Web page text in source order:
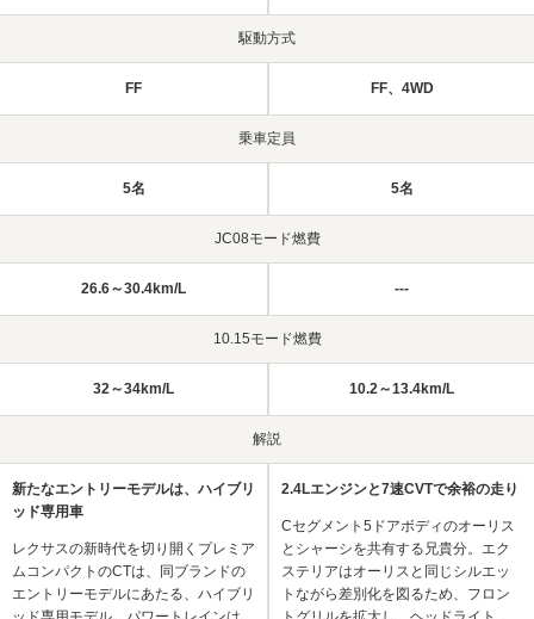
駆動方式
FF FF、4WD
乗車定員
5名 5名
JC08モード燃費
26.6～30.4km/L ---
10.15モード燃費
32～34km/L 10.2～13.4km/L
解説
新たなエントリーモデルは、ハイブリ
ッド専用車
レクサスの新時代を切り開くプレミア
ムコンパクトのCTは、同ブランドの
エントリーモデルにあたる、ハイブリ
2.4Lエンジンと7速CVTで余裕の走り
Cセグメント5ドアボディのオーリス
とシャーシを共有する兄貴分。エク
ステリアはオーリスと同じシルエッ
トながら差別化を図るため、フロン